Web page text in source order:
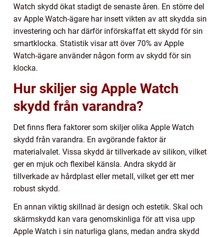
Watch skydd ökat stadigt de senaste åren. En större del
av Apple Watch-ägare har insett vikten av att skydda sin
investering och har därför införskaffat ett skydd för sin
smartklocka. Statistik visar att över 70% av Apple
Watch-ägare använder någon form av skydd för sin
klocka.
Hur skiljer sig Apple Watch
skydd från varandra?
Det finns flera faktorer som skiljer olika Apple Watch
skydd från varandra. En avgörande faktor är
materialvalet. Vissa skydd är tillverkade av silikon, vilket
ger en mjuk och flexibel känsla. Andra skydd är
tillverkade av hårdplast eller metall, vilket ger ett mer
robust skydd.
En annan viktig skillnad är design och estetik. Skal och
skärmskydd kan vara genomskinliga för att visa upp
Apple Watch i sin naturliga glans, medan andra skydd